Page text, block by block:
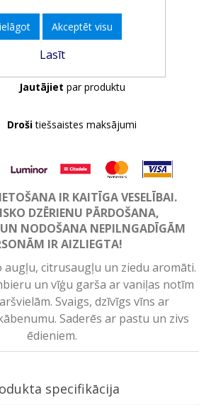
Piegāde visā Latvijā.
Jautājiet par produktu
Drošitiešsaistes maksājumi
IR KAITĪGA VESELĪBAI.
DZĒRIENU PĀRDOŠANA,
NODOŠANA NEPILNGADĪGĀM
IR AIZLIEGTA!
citrusaugļu un ziedu aromāti.
un vīģu garša ar vaniļas notīm
Svaigs, dzīvīgs vīns ar
Saderēs ar pastu un zivs
ēdieniem.
specifikācija
Akceptēt visu
Lasīt